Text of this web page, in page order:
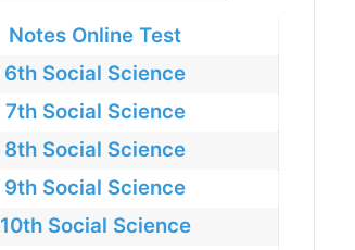
Notes Online Test
6th Social Science
7th Social Science
8th Social Science
9th Social Science
10th Social Science